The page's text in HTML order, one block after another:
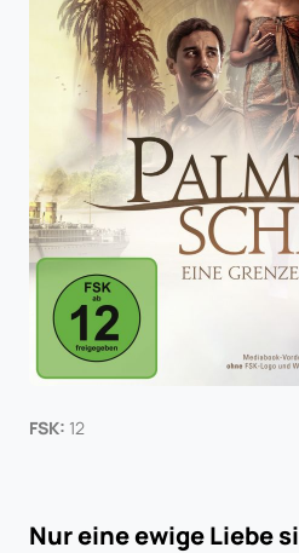
FSK: 12
Nur eine ewige Liebe